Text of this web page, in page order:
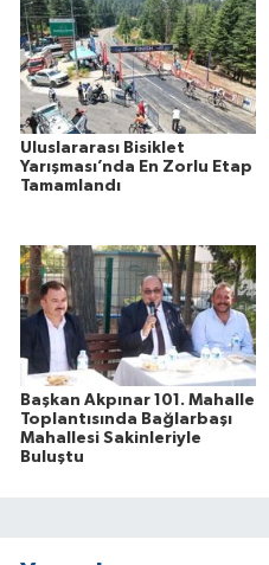
Uluslararası Bisiklet
Yarışması’nda En Zorlu Etap
Tamamlandı
Başkan Akpınar 101. Mahalle
Toplantısında Bağlarbaşı
Mahallesi Sakinleriyle
Buluştu